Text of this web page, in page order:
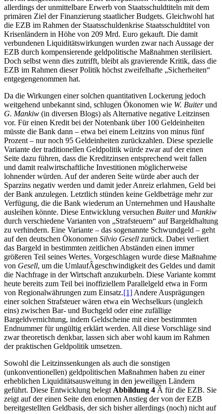
allerdings der unmittelbare Erwerb von Staatsschuldtiteln mit dem
primären Ziel der Finanzierung staatlicher Budgets. Gleichwohl hat
die EZB im Rahmen der Staatsschuldenkrise Staatsschuldtitel von
Krisenländern in Höhe von 209 Mrd. Euro gekauft. Die damit
verbundenen Liquiditätswirkungen wurden zwar nach Aussage der
EZB durch kompensierende geldpolitische Maßnahmen sterilisiert.
Doch selbst wenn dies zutrifft, bleibt als gravierende Kritik, dass die
EZB im Rahmen dieser Politik höchst zweifelhafte „Sicherheiten“
entgegengenommen hat.
Da die Wirkungen einer solchen quantitativen Lockerung jedoch
weitgehend unbekannt sind, schlugen Ökonomen wie W. Buiterund
G. Mankiw (in diversen Blogs) als Alternative negative Leitzinsen
vor. Für einen Kredit bei der Notenbank über 100 Geldeinheiten
müsste die Bank dann – etwa bei einem Leitzins von minus fünf
Prozent – nur noch 95 Geldeinheiten zurückzahlen. Diese spezielle
Variante der traditionellen Geldpolitik würde zwar auf der einen
Seite dazu führen, dass die Kreditzinsen entsprechend weit fallen
und damit realwirtschaftliche Investitionen möglicherweise
lohnender würden. Auf der anderen Seite würde aber auch der
Sparzins negativ werden und damit jeder Anreiz erlahmen, Geld bei
der Bank anzulegen. Letztlich stünden keine Geldbeträge mehr zur
Verfügung, die die Bank wiederum an Unternehmen und Haushalte
ausleihen könnte. Diese Entwicklung versuchen Buiterund Mankiw
durch verschiedene Varianten von „Strafsteuern“ auf Bargeldhaltung
zu verhindern. Eine Variante – das sogenannte Schwundgeld – geht
auf den deutschen Ökonomen Silvio Gesell zurück. Dabei verliert
das Bargeld in bestimmten zeitlichen Abständen einen immer
größeren Teil seines Wertes. Vorgeschlagen wurde diese Maßnahme
von Gesell, um die UmlaufÂ­geschwindigkeit des Geldes und damit
die Nachfrage in der Wirtschaft anzukurbeln. Diese Variante kommt
heute bereits zum Teil bei inoffiziellem Parallelgeld etwa in Form
von Regionalwährungen zum Einsatz.[1] Andere Ausprägungen
einer solchen Strafsteuer wären etwa ein Wechselkurs (ungleich
eins) zwischen Bar- und Buchgeld oder eine zufällige
Bargeldvernichtung, indem Geldscheine mit einer bestimmten
Endnummer für ungültig erklärt werden. All diese Vorschläge sind
zwar theoretisch denkbar, lassen sich aber wohl kaum im Rahmen
der praktischen Geldpolitik umsetzen.
Sowohl die Leitzinssenkungen als auch die sonstigen
(unkonventionellen) geldpolitischen Maßnahmen haben zu einer
erheblichen Liquiditätsausweitung in den jeweiligen Ländern
geführt. Diese Entwicklung belegt Abbildung 4 Â für die EZB. Sie
zeigt auf der einen Seite den enormen Anstieg der von der EZB
bereitgestellten Geldbasis, der sich bisher allerdings (noch) nicht auf